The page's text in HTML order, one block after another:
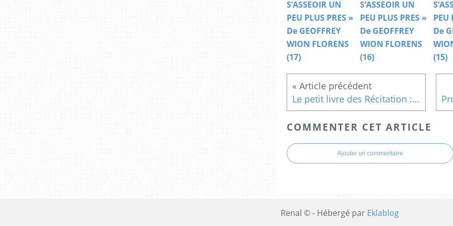
S’ASSEOIR UN
PEU PLUS PRES »
De GEOFFREY
WION FLORENS
(17)
S’ASSEOIR UN
PEU PLUS PRES »
De GEOFFREY
WION FLORENS
(16)
PEU
De
(15)
Le petit livre des Récitation : Le cancre
COMMENTER CET ARTICLE
Ajouter un commentaire
Renal © - Hébergé par Eklablog